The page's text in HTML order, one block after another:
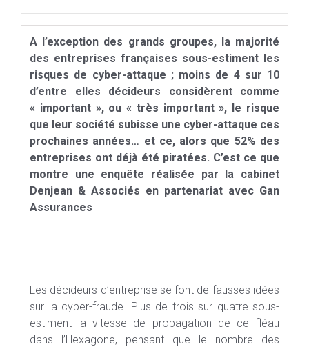
A l’exception des grands groupes, la majorité
des entreprises françaises sous-estiment les
risques de cyber-attaque ; moins de 4 sur 10
d’entre elles décideurs considèrent comme
« important », ou « très important », le risque
que leur société subisse une cyber-attaque ces
prochaines années… et ce, alors que 52% des
entreprises ont déjà été piratées. C’est ce que
montre une enquête réalisée par la cabinet
Denjean & Associés en partenariat avec Gan
Assurances
Les décideurs d’entreprise se font de fausses idées
sur la cyber-fraude. Plus de trois sur quatre sous-
estiment la vitesse de propagation de ce fléau
dans l’Hexagone, pensant que le nombre des